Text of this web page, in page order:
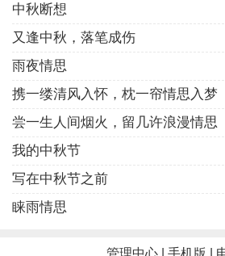
不会仰起脸，笑得像满月呢？我想
在车马如龙的城市，灯光闪烁
的笑容，心里总有些不是滋味，是
可奈何的笑了笑，遥举酒杯，看着
饮而下！明天又是奔波的一天，生
定，不再让父母亲人在每个节日里
中秋断想
又逢中秋，落笔成伤
雨夜情思
携一缕清风入怀，枕一帘情思入梦
尝一生人间烟火，留几许浪漫情思
我的中秋节
写在中秋节之前
睐雨情思
管理中心 手机版